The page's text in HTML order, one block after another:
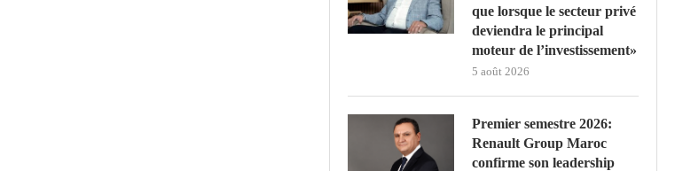
que lorsque le secteur privé
deviendra le principal
moteur de l’investissement»
5 août 2026
Premier semestre 2026:
Renault Group Maroc
confirme son leadership